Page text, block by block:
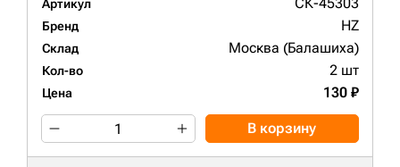
Артикул
Бренд HZ
Склад Москва (Балашиха)
Кол-во 2 шт
Цена 130 ₽
В корзину